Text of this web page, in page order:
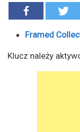
Framed
Klucz należy